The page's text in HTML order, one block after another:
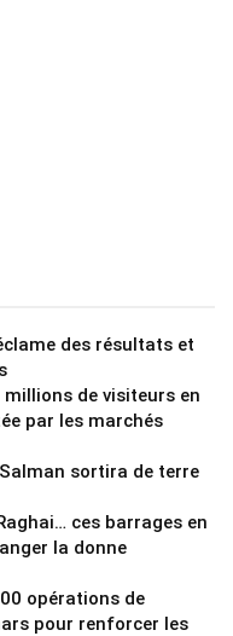
des résultats et
de visiteurs en
par les marchés
sortira de terre
ces barrages en
la donne
opérations de
pour renforcer les